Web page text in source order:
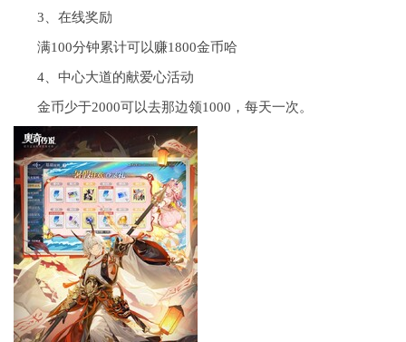
3、在线奖励
满100分钟累计可以赚1800金币哈
4、中心大道的献爱心活动
金币少于2000可以去那边领1000，每天一次。